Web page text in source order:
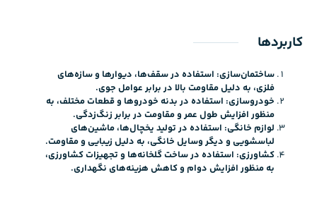
کاربردها
ساختمان‌سازی: استفاده در سقف‌ها، دیوارها و سازه‌های
فلزی، به دلیل مقاومت بالا در برابر عوامل جوی.
خودروسازی: استفاده در بدنه خودروها و قطعات مختلف، به
منظور افزایش طول عمر و مقاومت در برابر زنگ‌زدگی.
لوازم خانگی: استفاده در تولید یخچال‌ها، ماشین‌های
لباسشویی و دیگر وسایل خانگی، به دلیل زیبایی و مقاومت.
کشاورزی: استفاده در ساخت گلخانه‌ها و تجهیزات کشاورزی،
به منظور افزایش دوام و کاهش هزینه‌های نگهداری.